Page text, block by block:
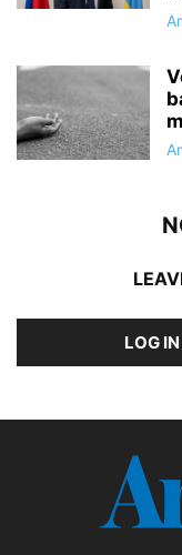
LOG